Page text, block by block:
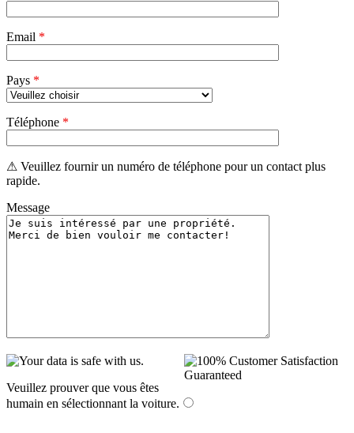
Email *
Pays *
Téléphone *
⚠ Veuillez fournir un numéro de téléphone pour un contact plus
rapide.
Message
Veuillez prouver que vous êtes
humain en sélectionnant la voiture.